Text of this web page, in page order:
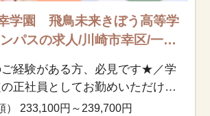
学園 飛鳥未来きぼう高等学
経験がある方、必見です★／学
正社員としてお勤めいただけま
） 233,100円～239,700円